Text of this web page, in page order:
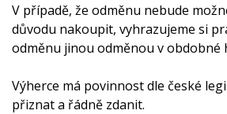
V případě, že odměnu nebude
důvodu nakoupit, vyhrazujeme si
odměnu jinou odměnou v obdobné
Výherce má povinnost dle české
přiznat a řádně zdanit.